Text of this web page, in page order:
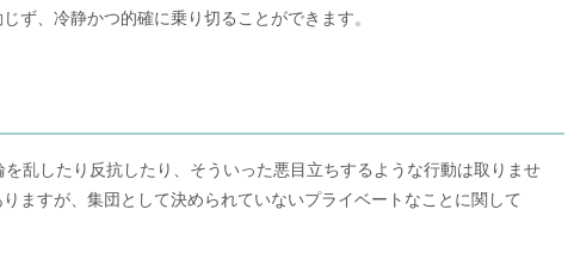
ず、冷静かつ的確に乗り切ることができます。
乱したり反抗したり、そういった悪目立ちするような行動は取りませ
ますが、集団として決められていないプライベートなことに関して